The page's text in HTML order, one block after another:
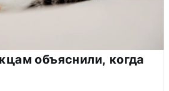
объяснили, когда